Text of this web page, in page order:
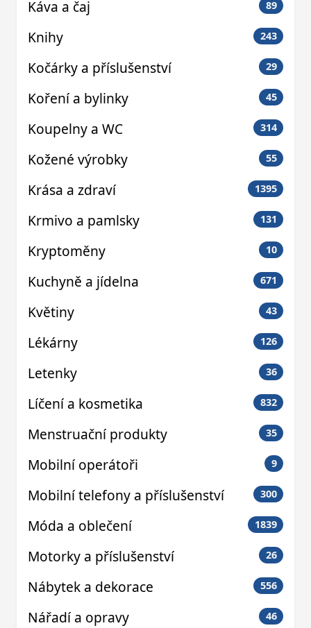
Káva a čaj 89
Knihy 243
Kočárky a příslušenství 29
Koření a bylinky 45
Koupelny a WC 314
Kožené výrobky 55
Krása a zdraví 1395
Krmivo a pamlsky 131
Kryptoměny 10
Kuchyně a jídelna 671
Květiny 43
Lékárny 126
Letenky 36
Líčení a kosmetika 832
Menstruační produkty 35
Mobilní operátoři 9
Mobilní telefony a příslušenství 300
Móda a oblečení 1839
Motorky a příslušenství 26
Nábytek a dekorace 556
Nářadí a opravy 46